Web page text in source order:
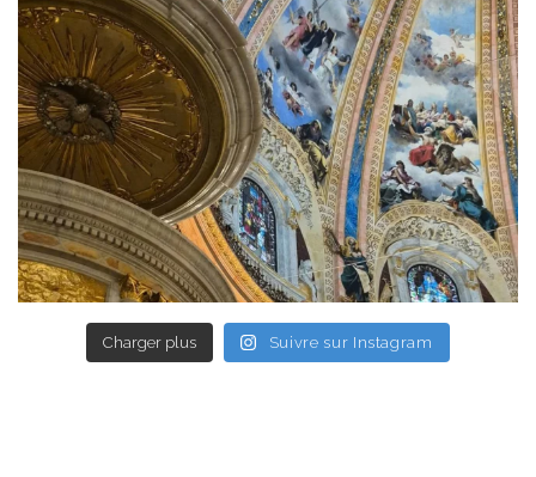
Charger plus Suivre sur Instagram